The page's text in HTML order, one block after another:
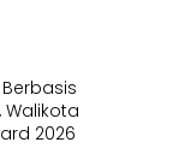
2026